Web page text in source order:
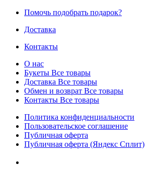
Помочь подобрать подарок?
Доставка
Контакты
О нас
Букеты Все товары
Доставка Все товары
Обмен и возврат Все товары
Контакты Все товары
Политика конфиденциальности
Пользовательское соглашение
Публичная оферта
Публичная оферта (Яндекс Сплит)